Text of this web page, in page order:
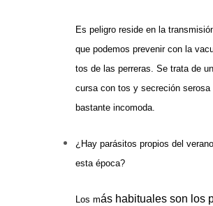
Es peligro reside en la
que podemos prevenir con la
tos de las perreras. Se trata de
cursa con tos y secreción
bastante incomoda.
¿Hay parásitos propios del
esta época?
Los más habituales son los